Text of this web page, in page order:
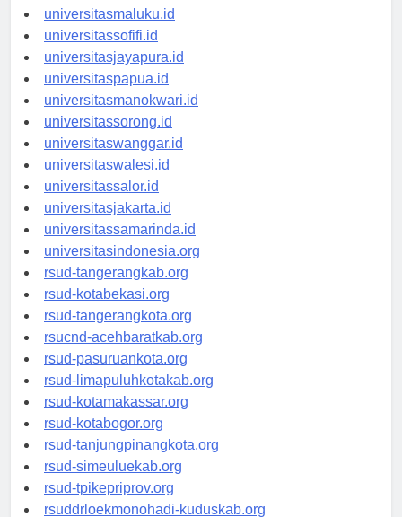
universitasambon.id
universitasmaluku.id
universitassofifi.id
universitasjayapura.id
universitaspapua.id
universitasmanokwari.id
universitassorong.id
universitaswanggar.id
universitaswalesi.id
universitassalor.id
universitasjakarta.id
universitassamarinda.id
universitasindonesia.org
rsud-tangerangkab.org
rsud-kotabekasi.org
rsud-tangerangkota.org
rsucnd-acehbaratkab.org
rsud-pasuruankota.org
rsud-limapuluhkotakab.org
rsud-kotamakassar.org
rsud-kotabogor.org
rsud-tanjungpinangkota.org
rsud-simeuluekab.org
rsud-tpikepriprov.org